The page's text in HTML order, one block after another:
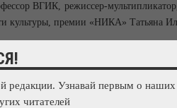
ВГИК, режиссер-
культуры, премии «НИКА» Татьяна
две полнометражные картины,
По окончанию каждого
свои впечатления, пожелания и
редакции. Узнавай первым о наших
читателей